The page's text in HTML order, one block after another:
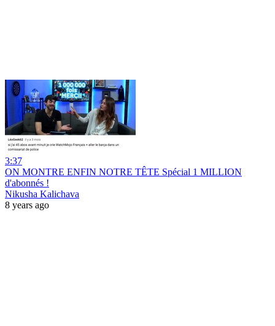
3:37
ON MONTRE ENFIN NOTRE TÊTE Spécial 1 MILLION
d'abonnés !
Nikusha Kalichava
8 years ago